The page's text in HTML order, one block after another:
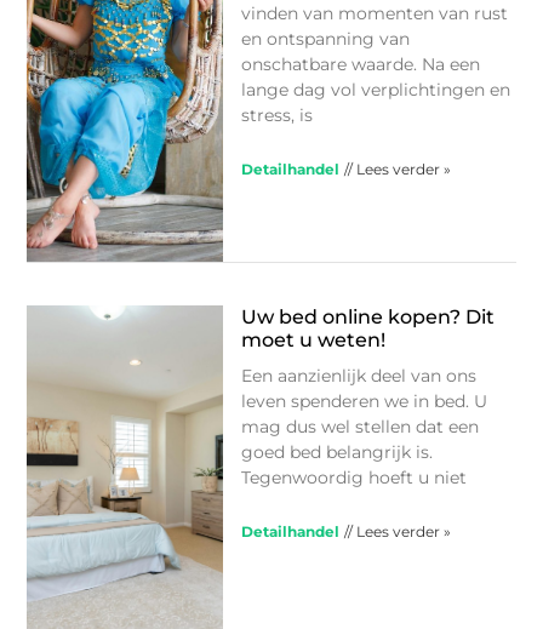
vinden van momenten van rust
en ontspanning van
onschatbare waarde. Na een
lange dag vol verplichtingen en
stress, is
Detailhandel // Lees verder »
Uw bed online kopen? Dit
moet u weten!
Een aanzienlijk deel van ons
leven spenderen we in bed. U
mag dus wel stellen dat een
goed bed belangrijk is.
Tegenwoordig hoeft u niet
Detailhandel // Lees verder »